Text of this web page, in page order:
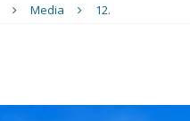
[ 6 Maggio 2026 ]
DOVE DORMIRE
Media 12.